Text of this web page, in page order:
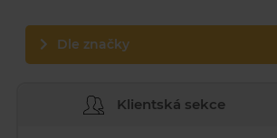
Dle značky
Klientská sekce